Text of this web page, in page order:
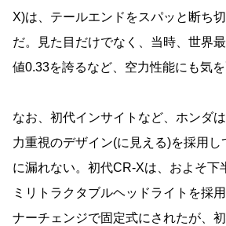
X)は、テールエンドをスパッと断ち
だ。見た目だけでなく、当時、世界
値0.33を誇るなど、空力性能にも気を
なお、初代インサイトなど、ホンダ
力重視のデザイン(に見える)を採用し
に漏れない。初代CR-Xは、およそ下
ミリトラクタブルヘッドライトを採
ナーチェンジで固定式にされたが、